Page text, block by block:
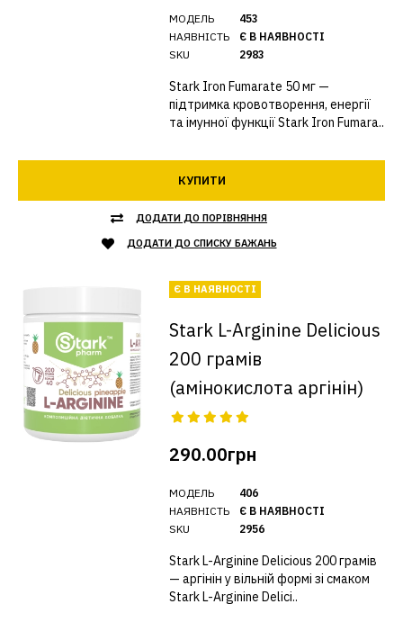
МОДЕЛЬ
НАЯВНІСТЬ
SKU
453
Є В НАЯВНОСТІ
2983
Stark Iron Fumarate 50 мг —
підтримка кровотворення, енергії
та імунної функції Stark Iron Fumara..
КУПИТИ
ДОДАТИ ДО ПОРІВНЯННЯ
ДОДАТИ ДО СПИСКУ БАЖАНЬ
Є В НАЯВНОСТІ
Stark L-Arginine Delicious
200 грамів
(амінокислота аргінін)
290.00грн
МОДЕЛЬ
НАЯВНІСТЬ
SKU
406
Є В НАЯВНОСТІ
2956
Stark L-Arginine Delicious 200 грамів
— аргінін у вільній формі зі смаком
Stark L-Arginine Delici..